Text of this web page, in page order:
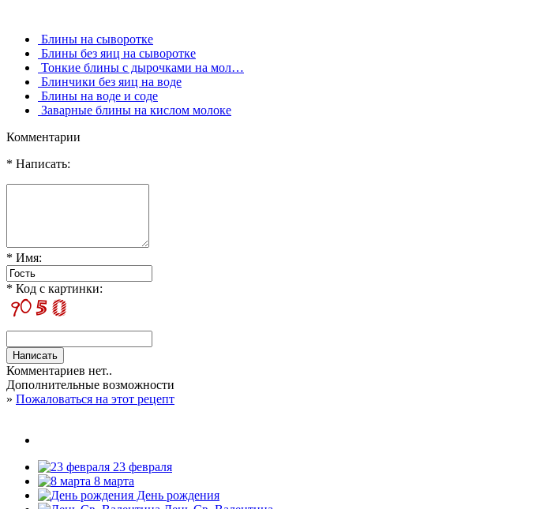
Блины на сыворотке
Блины без яиц на сыворотке
Тонкие блины с дырочками на мол…
Блинчики без яиц на воде
Блины на воде и соде
Заварные блины на кислом молоке
Комментарии
* Написать:
* Имя:
* Код с картинки:
Комментариев нет..
Дополнительные возможности
» Пожаловаться на этот рецепт
23 февраля
8 марта
День рождения